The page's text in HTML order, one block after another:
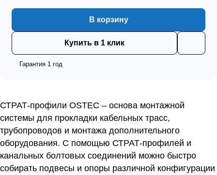
В корзину
Купить в 1 клик
Гарантия 1 год
СТРАТ-профили OSTEC – основа монтажной
системы для прокладки кабельных трасс,
трубопроводов и монтажа дополнительного
оборудования. С помощью СТРАТ-профилей и
канальных болтовых соединений можно быстро
собирать подвесы и опоры различной конфигурации